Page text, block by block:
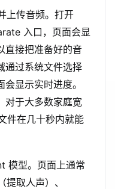
上传音频。打开
入口，页面会显
直接把准备好的音
通过系统文件选择
显示实时进度。
对于大多数家庭宽
件在几十秒内就能
模型。页面上通常
取人声）、